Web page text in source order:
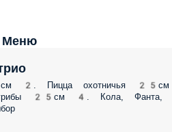
Меню
2. Пицца охотничья 25см
25см 4. Кола, Фанта,